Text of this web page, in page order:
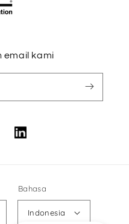
email kami
Vimeo
Bahasa
Indonesia